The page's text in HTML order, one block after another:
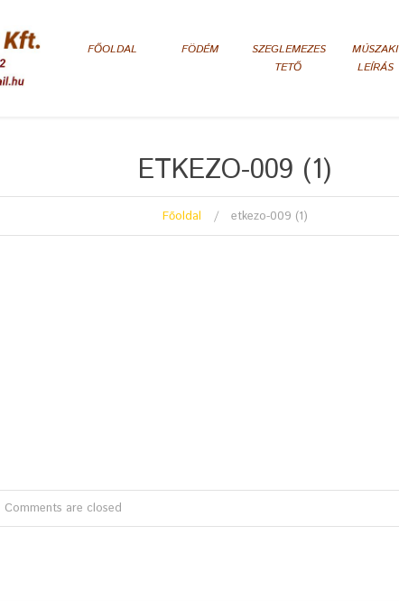
FŐOLDAL FÖDÉM
SZEGLEMEZES
TETŐ
MÚSZAKI
LEÍRÁS
ETKEZO-009 (1)
Főoldal etkezo-009 (1)
Comments are closed